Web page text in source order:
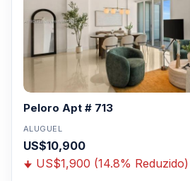
Peloro Apt # 713
ALUGUEL
US$10,900
US$1,900 (14.8% Reduzido)